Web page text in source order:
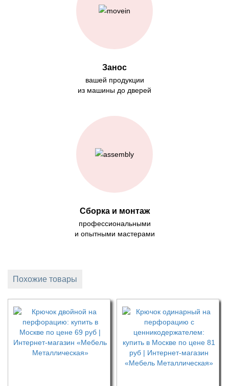
Занос
вашей продукции
из машины до дверей
Сборка и монтаж
профессиональными
и опытными мастерами
Похожие товары